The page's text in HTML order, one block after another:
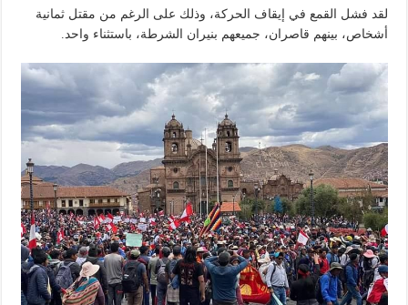
لقد فشل القمع في إيقاف الحركة، وذلك على الرغم من مقتل ثمانية
أشخاص، بينهم قاصران، جميعهم بنيران الشرطة، باستثناء واحد.